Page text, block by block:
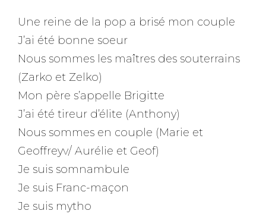
Une reine de la pop a brisé mon couple
J’ai été bonne soeur
Nous sommes les maîtres des souterrains
(Zarko et Zelko)
Mon père s’appelle Brigitte
J’ai été tireur d’élite (Anthony)
Nous sommes en couple (Marie et
Geoffreyv/ Aurélie et Geof)
Je suis somnambule
Je suis Franc-maçon
Je suis mytho